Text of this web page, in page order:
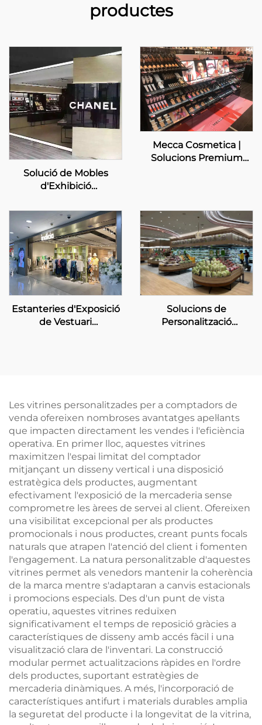
productes
Solució de Mobles
d'Exhibició
marca de Luxe
Mecca Cosmetica |
Solucions Premium
Estanteries d'Exposició
de Vestuari
Solucions de
Personalització
Les vitrines personalitzades per a comptadors de
venda ofereixen nombroses avantatges apel·lants
que impacten directament les vendes i l'eficiència
operativa. En primer lloc, aquestes vitrines
maximitzen l'espai limitat del comptador
mitjançant un disseny vertical i una disposició
estratègica dels productes, augmentant
efectivament l'exposició de la mercaderia sense
comprometre les àrees de servei al client. Ofereixen
una visibilitat excepcional per als productes
promocionals i nous productes, creant punts focals
naturals que atrapen l'atenció del client i fomenten
l'engagement. La natura personalitzable d'aquestes
vitrines permet als venedors mantenir la coherència
de la marca mentre s'adaptaran a canvis estacionals
i promocions especials. Des d'un punt de vista
operatiu, aquestes vitrines reduïxen
significativament el temps de reposició gràcies a
característiques de disseny amb accés fàcil i una
visualització clara de l'inventari. La construcció
modular permet actualitzacions ràpides en l'ordre
dels productes, suportant estratègies de
mercaderia dinàmiques. A més, l'incorporació de
característiques antifurt i materials durables amplia
la seguretat del producte i la longevitat de la vitrina,